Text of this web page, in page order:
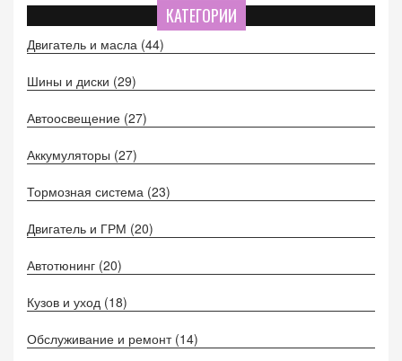
КАТЕГОРИИ
Двигатель и масла (44)
Шины и диски (29)
Автоосвещение (27)
Аккумуляторы (27)
Тормозная система (23)
Двигатель и ГРМ (20)
Автотюнинг (20)
Кузов и уход (18)
Обслуживание и ремонт (14)